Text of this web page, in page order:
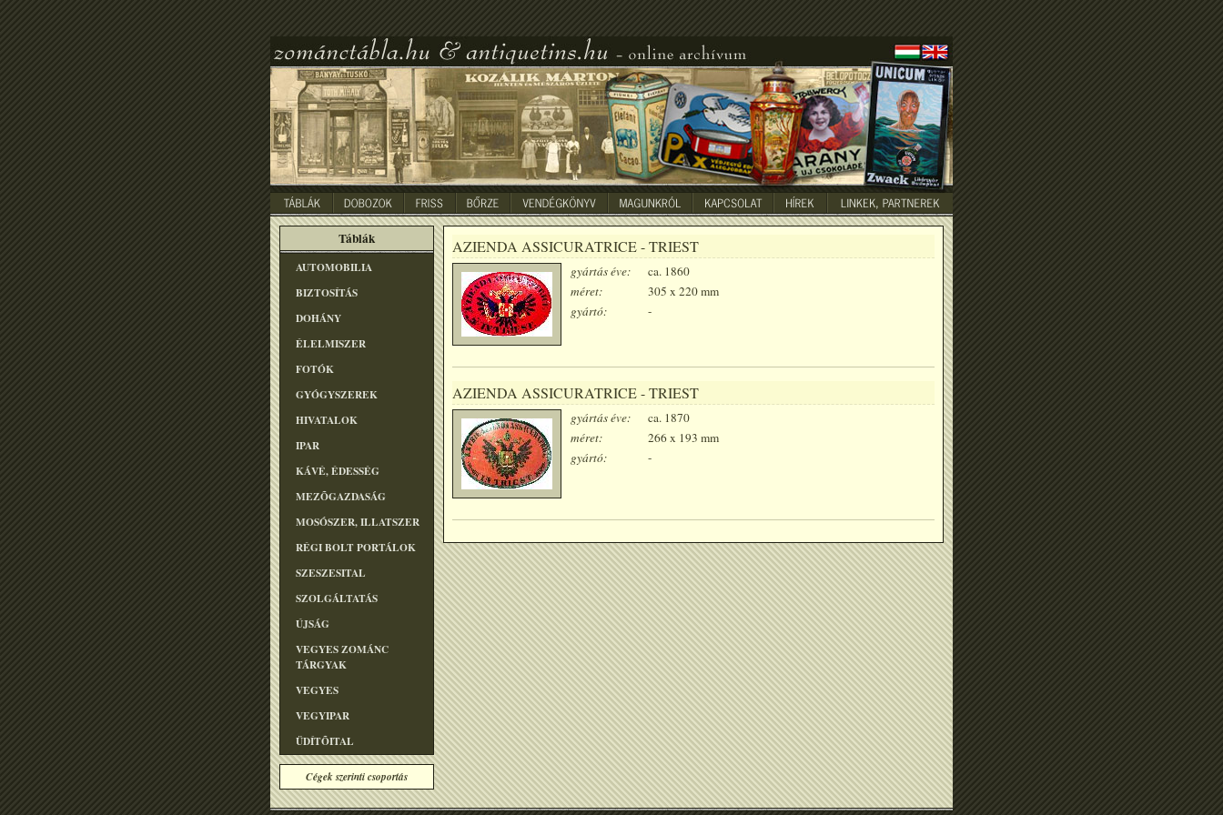
Táblák
AUTOMOBILIA
BIZTOSÍTÁS
DOHÁNY
ÉLELMISZER
FOTÓK
GYÓGYSZEREK
HIVATALOK
IPAR
KÁVÉ, ÉDESSÉG
MEZÕGAZDASÁG
MOSÓSZER, ILLATSZER
RÉGI BOLT PORTÁLOK
SZESZESITAL
SZOLGÁLTATÁS
ÚJSÁG
VEGYES ZOMÁNC
TÁRGYAK
VEGYES
VEGYIPAR
ÜDÍTÕITAL
Cégek szerinti csoportás
AZIENDA ASSICURATRICE - TRIEST
gyártás éve:
ca. 1860
méret:
305 x 220 mm
gyártó:
-
AZIENDA ASSICURATRICE - TRIEST
gyártás éve:
ca. 1870
méret:
266 x 193 mm
gyártó:
-